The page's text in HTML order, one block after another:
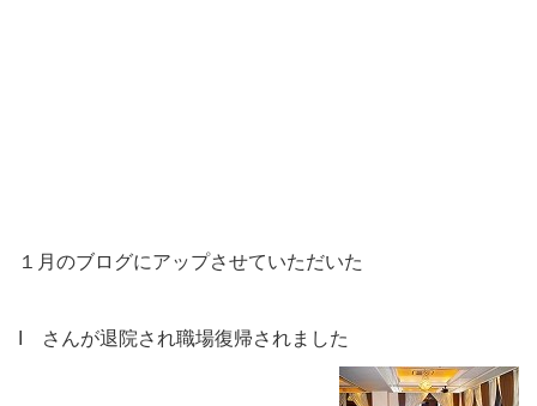
１月のブログにアップさせていただいた
I さんが退院され職場復帰されました